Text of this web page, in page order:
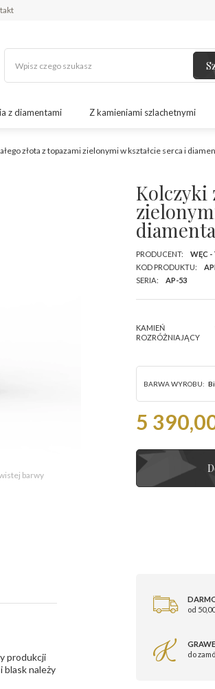
z diamentami Z kamieniami szlachetnymi
złota z topazami zielonymi w kształcie serca i
barwy
Kolczyki
PRODUCENT:
WĘC -
KOD PRODUKTU:
SERIA:
AP-53
KAMIEŃ
ROZRÓŻNIAJĄCY
BARWA WYROBU:
5
od
do
produkcji
blask należy